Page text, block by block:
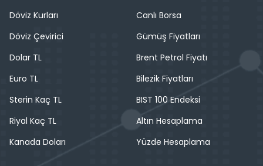
Döviz Kurları
Döviz Çevirici
Dolar TL
Euro TL
Sterin Kaç TL
Riyal Kaç TL
Kanada Doları
Canlı Borsa
Gümüş Fiyatları
Brent Petrol Fiyatı
Bilezik Fiyatları
BIST 100 Endeksi
Altın Hesaplama
Yüzde Hesaplama